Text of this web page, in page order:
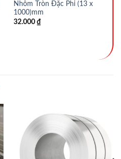
Nhôm Tròn Đặc Phi (13 x
1000)mm
32.000 ₫